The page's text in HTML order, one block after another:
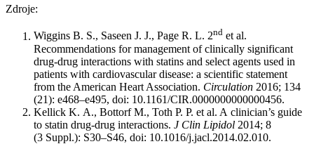
Zdroje:
Wiggins B. S., Saseen J. J., Page R. L. 2nd et al.
Recommendations for management of clinically significant
drug-drug interactions with statins and select agents used in
patients with cardiovascular disease: a scientific statement
from the American Heart Association. Circulation 2016; 134
(21): e468–e495, doi: 10.1161/CIR.0000000000000456.
Kellick K. A., Bottorf M., Toth P. P. et al. A clinician’s guide
to statin drug-drug interactions. J Clin Lipidol 2014; 8
(3 Suppl.): S30–S46, doi: 10.1016/j.jacl.2014.02.010.